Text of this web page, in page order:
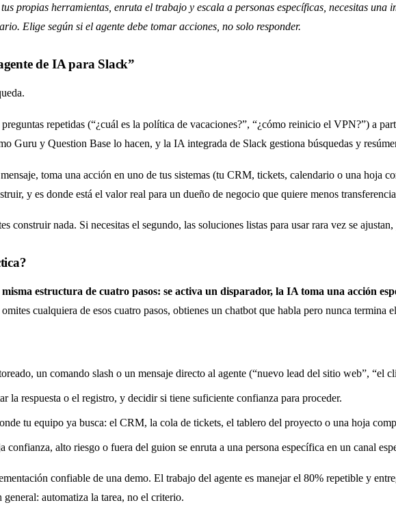
propias herramientas, enruta el trabajo y escala a personas específicas, necesitas
Elige según si el agente debe tomar acciones, no solo responder.
de IA para Slack”
preguntas repetidas (“¿cuál es la política de vacaciones?”, “¿cómo reinicio el VPN?”) a
Guru y Question Base lo hacen, y la IA integrada de Slack gestiona búsquedas y
toma una acción en uno de tus sistemas (tu CRM, tickets, calendario o una hoja
y es donde está el valor real para un dueño de negocio que quiere menos
construir nada. Si necesitas el segundo, las soluciones listas para usar rara vez se
estructura de cuatro pasos: se activa un disparador, la IA toma una acción
omites cualquiera de esos cuatro pasos, obtienes un chatbot que habla pero nunca termina
un comando slash o un mensaje directo al agente (“nuevo lead del sitio web”, “el
respuesta o el registro, y decidir si tiene suficiente confianza para proceder.
tu equipo ya busca: el CRM, la cola de tickets, el tablero del proyecto o una hoja
alto riesgo o fuera del guion se enruta a una persona específica en un canal
confiable de una demo. El trabajo del agente es manejar el 80% repetible y
general: automatiza la tarea, no el criterio.